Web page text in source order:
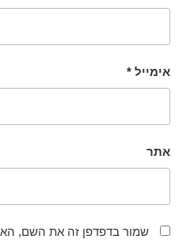
אימייל *
אתר
שמור בדפדפן זה את השם,